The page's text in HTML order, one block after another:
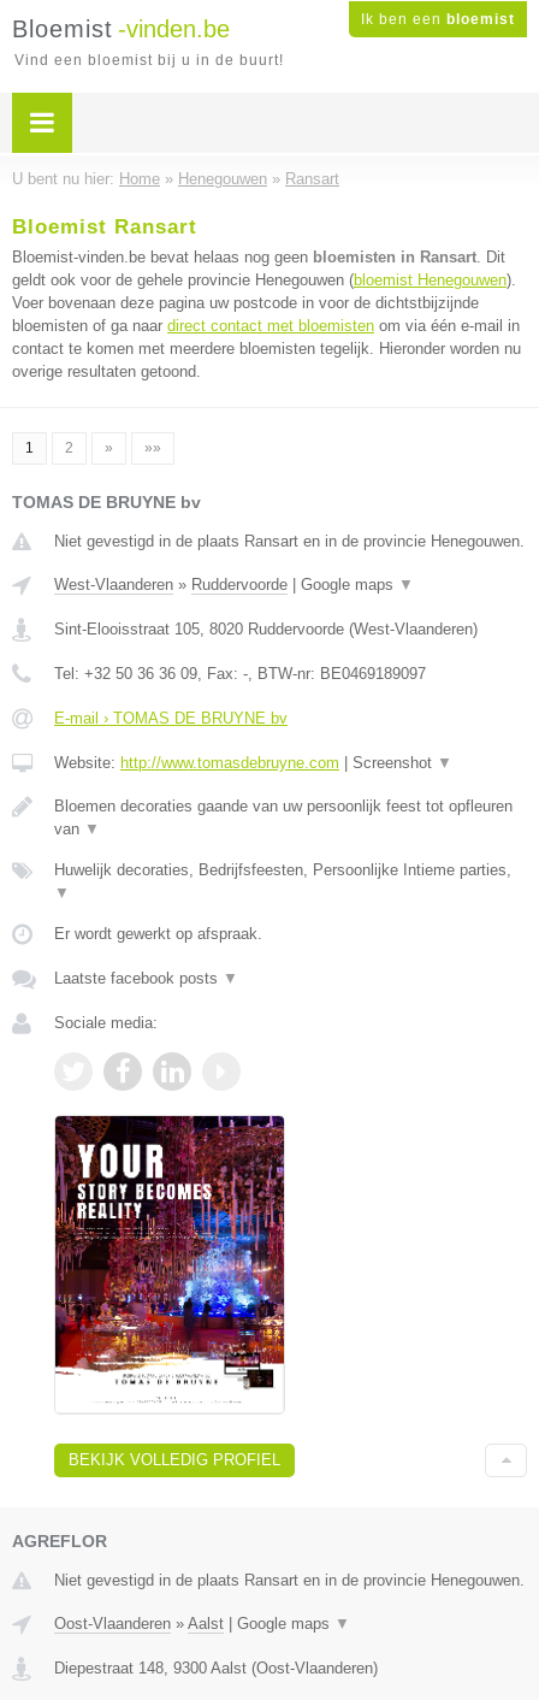
Ik ben een bloemist
Bloemist -vinden.be
Vind een bloemist bij u in de buurt!
U bent nu hier: Home » Henegouwen » Ransart
Bloemist Ransart
Bloemist-vinden.be bevat helaas nog geen bloemisten in Ransart. Dit
geldt ook voor de gehele provincie Henegouwen (bloemist Henegouwen).
Voer bovenaan deze pagina uw postcode in voor de dichtstbijzijnde
bloemisten of ga naar direct contact met bloemisten om via één e-mail in
contact te komen met meerdere bloemisten tegelijk. Hieronder worden nu
overige resultaten getoond.
1 2 » »»
TOMAS DE BRUYNE bv
Niet gevestigd in de plaats Ransart en in de provincie Henegouwen.
West-Vlaanderen » Ruddervoorde Google maps ▼
Sint-Elooisstraat 105, 8020 Ruddervoorde (West-Vlaanderen)
Tel: +32 50 36 36 09, Fax: -, BTW-nr: BE0469189097
E-mail › TOMAS DE BRUYNE bv
Website: http://www.tomasdebruyne.com Screenshot ▼
Bloemen decoraties gaande van uw persoonlijk feest tot opfleuren
van ▼
Huwelijk decoraties, Bedrijfsfeesten, Persoonlijke Intieme parties,
▼
Er wordt gewerkt op afspraak.
Laatste facebook posts ▼
Sociale media:
BEKIJK VOLLEDIG PROFIEL
AGREFLOR
Niet gevestigd in de plaats Ransart en in de provincie Henegouwen.
Oost-Vlaanderen » Aalst Google maps ▼
Diepestraat 148, 9300 Aalst (Oost-Vlaanderen)